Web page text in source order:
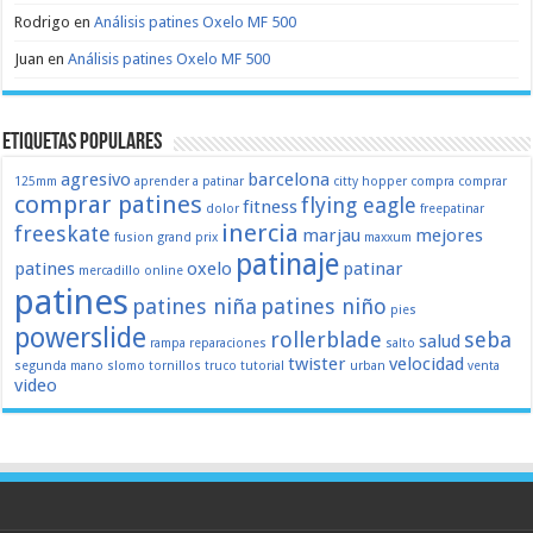
Rodrigo enAnálisis patines Oxelo MF 500
Juan enAnálisis patines Oxelo MF 500
Etiquetas populares
125mm agresivo aprender a patinar barcelona citty hopper compra comprar
comprar patines dolor fitnessflying eagle freepatinar
freeskate fusion grand prix inercia marjau maxxum mejores
patines mercadillo online oxelo patinaje patinar
patines patines niña patines niño pies
powerslide rampa reparaciones rollerblade salto salud seba
segunda mano slomo tornillos truco tutorial twister urban velocidad venta
video